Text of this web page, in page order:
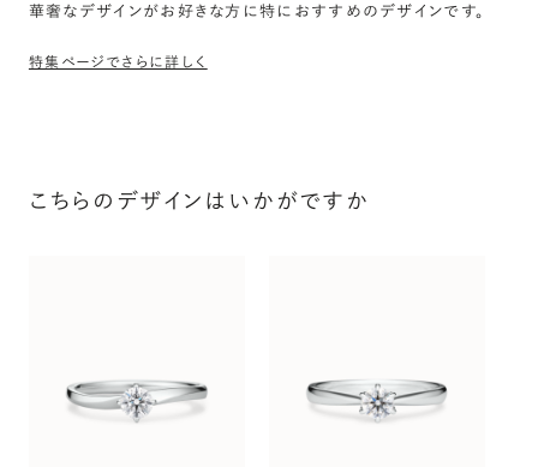
華奢なデザインがお好きな方に特におすすめのデザインです。
特集ページでさらに詳しく
こちらのデザインはいかがですか